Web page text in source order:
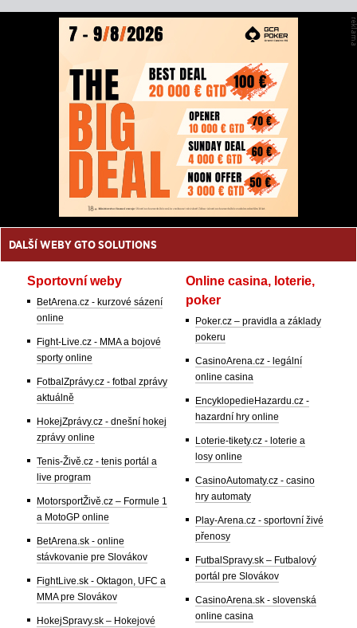
DALŠÍ WEBY GTO SOLUTIONS
Sportovní weby
BetArena.cz - kurzové sázení
online
Fight-Live.cz - MMA a bojové
sporty online
FotbalZprávy.cz - fotbal zprávy
aktuálně
HokejZprávy.cz - dnešní hokej
zprávy online
Tenis-Živě.cz - tenis portál a
live program
MotorsportŽivě.cz – Formule 1
a MotoGP online
BetArena.sk - online
stávkovanie pre Slovákov
FightLive.sk - Oktagon, UFC a
MMA pre Slovákov
HokejSpravy.sk – Hokejové
Online casina, loterie,
poker
Poker.cz – pravidla a základy
pokeru
CasinoArena.cz - legální
online casina
EncyklopedieHazardu.cz -
hazardní hry online
Loterie-tikety.cz - loterie a
losy online
CasinoAutomaty.cz - casino
hry automaty
Play-Arena.cz - sportovní živé
přenosy
FutbalSpravy.sk – Futbalový
portál pre Slovákov
CasinoArena.sk - slovenská
online casina